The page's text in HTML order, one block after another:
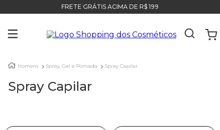
FRETE GRÁTIS ACIMA DE R$ 199
Homens Spray, Gel e Pomada Spray Capilar
Spray Capilar